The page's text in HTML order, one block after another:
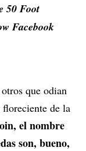
50 Foot
Facebook
que odian
de la
el nombre
son, bueno,